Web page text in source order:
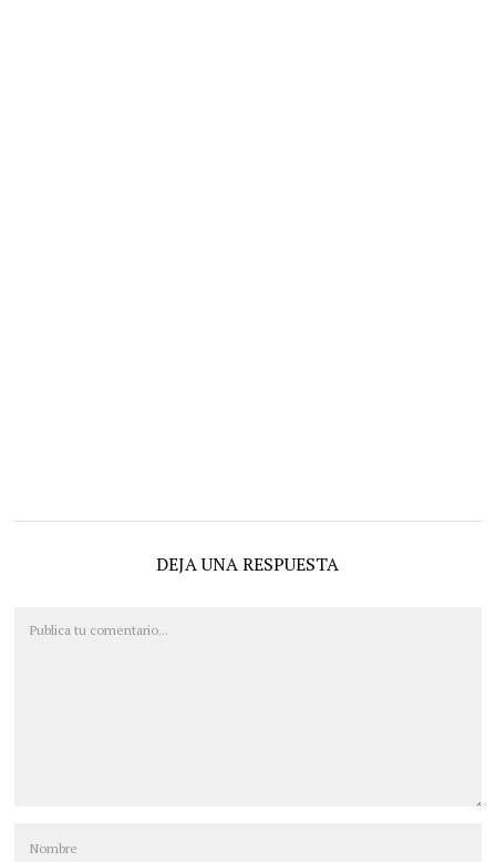
DEJA UNA RESPUESTA